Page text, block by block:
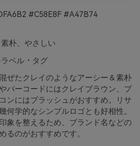
#C58E8F #A47B74
朴、やさしい
ベル・タグ
ぜたクレイのようなアーシー＆素朴
バーコードにはクレイブラウン、ブ
ンにはブラッシュがおすすめ。リサ
何学的なシンプルロゴとも好相性。
象を整えるため、ブランド名などの
るのがおすすめです。